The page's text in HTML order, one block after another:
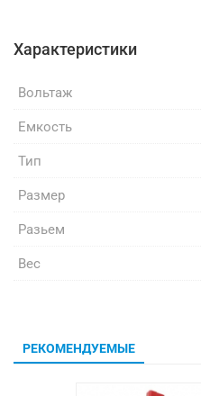
Характеристики
Вольтаж
Емкость
Тип
Размер
Разьем
Вес
РЕКОМЕНДУЕМЫЕ